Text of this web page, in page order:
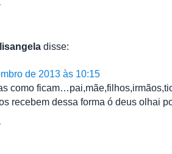
disse:
de 2013 às 10:15
como
recebem dessa forma ó deus olhai